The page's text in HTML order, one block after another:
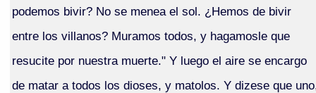
podemos bivir? No se menea el sol. ¿Hemos de bivir
entre los villanos? Muramos todos, y hagamosle que
resucite por nuestra muerte." Y luego el aire se encargo
de matar a todos los dioses, y matolos. Y dizese que